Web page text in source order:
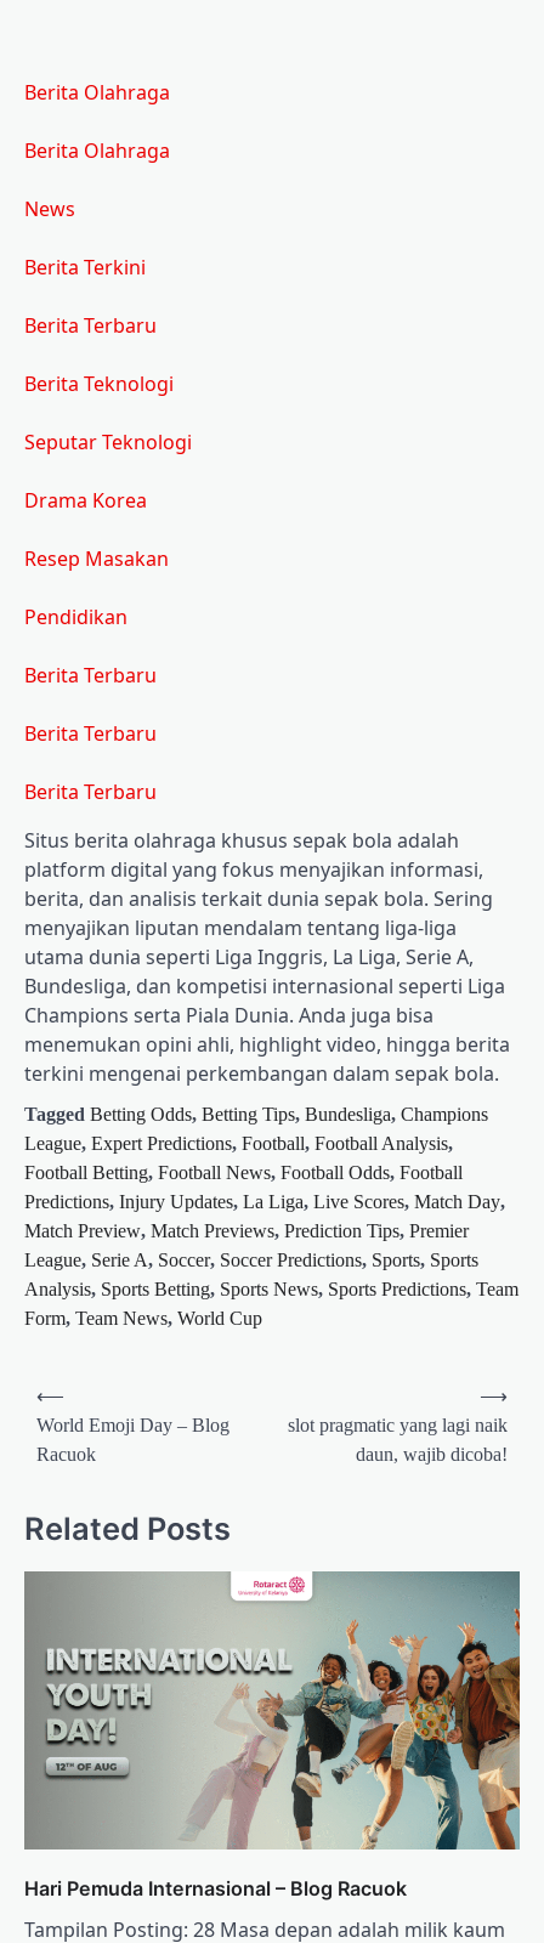
Berita Olahraga
Berita Olahraga
News
Berita Terkini
Berita Terbaru
Berita Teknologi
Seputar Teknologi
Drama Korea
Resep Masakan
Pendidikan
Berita Terbaru
Berita Terbaru
Berita Terbaru
Situs berita olahraga khusus sepak bola adalah
platform digital yang fokus menyajikan informasi,
berita, dan analisis terkait dunia sepak bola. Sering
menyajikan liputan mendalam tentang liga-liga
utama dunia seperti Liga Inggris, La Liga, Serie A,
Bundesliga, dan kompetisi internasional seperti Liga
Champions serta Piala Dunia. Anda juga bisa
menemukan opini ahli, highlight video, hingga berita
terkini mengenai perkembangan dalam sepak bola.
Tagged Betting Odds, Betting Tips, Bundesliga, Champions
League, Expert Predictions, Football, Football Analysis,
Football Betting, Football News, Football Odds, Football
Predictions, Injury Updates, La Liga, Live Scores, Match Day,
Match Preview, Match Previews, Prediction Tips, Premier
League, Serie A, Soccer, Soccer Predictions, Sports, Sports
Analysis, Sports Betting, Sports News, Sports Predictions, Team
Form, Team News, World Cup
Post
navigation
⟵
World Emoji Day – Blog
Racuok
slot pragmatic yang lagi naik
daun, wajib dicoba!
⟶
Related Posts
Hari Pemuda Internasional – Blog Racuok
Tampilan Posting: 28 Masa depan adalah milik kaum